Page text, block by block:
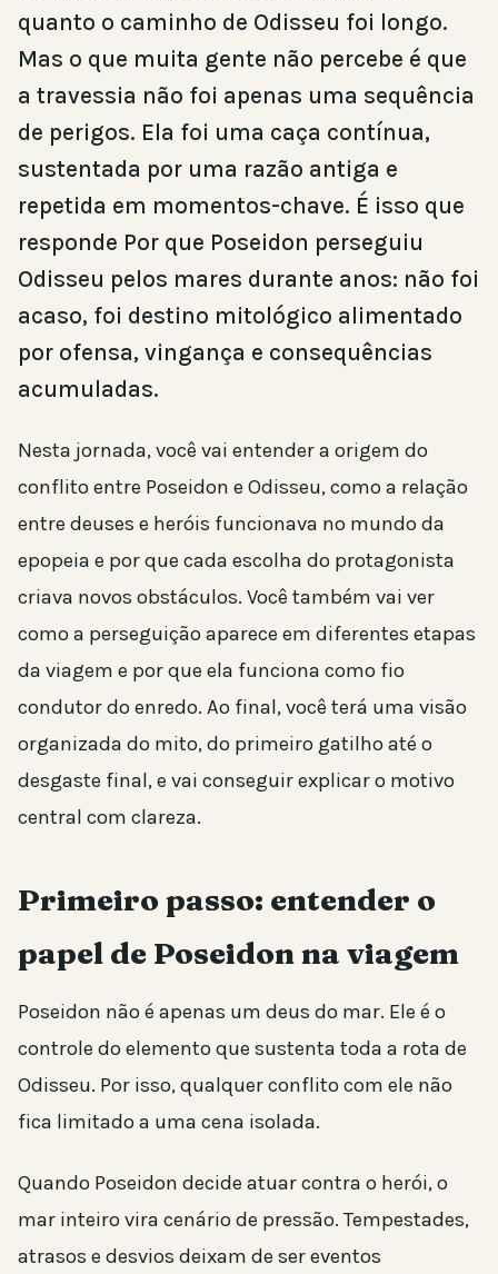
quanto o caminho de Odisseu foi longo.
Mas o que muita gente não percebe é que
a travessia não foi apenas uma sequência
de perigos. Ela foi uma caça contínua,
sustentada por uma razão antiga e
repetida em momentos-chave. É isso que
responde Por que Poseidon perseguiu
Odisseu pelos mares durante anos: não foi
acaso, foi destino mitológico alimentado
por ofensa, vingança e consequências
acumuladas.
Nesta jornada, você vai entender a origem do
conflito entre Poseidon e Odisseu, como a relação
entre deuses e heróis funcionava no mundo da
epopeia e por que cada escolha do protagonista
criava novos obstáculos. Você também vai ver
como a perseguição aparece em diferentes etapas
da viagem e por que ela funciona como fio
condutor do enredo. Ao final, você terá uma visão
organizada do mito, do primeiro gatilho até o
desgaste final, e vai conseguir explicar o motivo
central com clareza.
Primeiro passo: entender o
papel de Poseidon na viagem
Poseidon não é apenas um deus do mar. Ele é o
controle do elemento que sustenta toda a rota de
Odisseu. Por isso, qualquer conflito com ele não
fica limitado a uma cena isolada.
Quando Poseidon decide atuar contra o herói, o
mar inteiro vira cenário de pressão. Tempestades,
atrasos e desvios deixam de ser eventos